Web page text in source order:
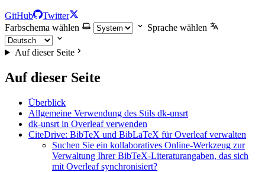
GitHub
Twitter
Farbschema wählen
Sprache wählen
Auf dieser Seite
Auf dieser Seite
Überblick
Allgemeine Verwendung des Stils dk-unsrt
dk-unsrt in Overleaf verwenden
CiteDrive: BibTeX und BibLaTeX für Overleaf verwalten
Suchen Sie ein kollaboratives Online-Werkzeug zur
Verwaltung Ihrer BibTeX-Literaturangaben, das sich
mit Overleaf synchronisiert?